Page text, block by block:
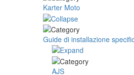
Karter Moto
Guide di installazione
AJS